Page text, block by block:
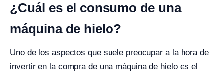
¿Cuál es el consumo de una
máquina de hielo?
Uno de los aspectos que suele preocupar a la hora de
invertir en la compra de una máquina de hielo es el